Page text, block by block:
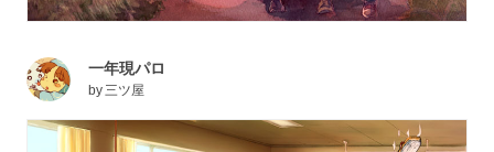
一年現パロ
by 三ツ屋